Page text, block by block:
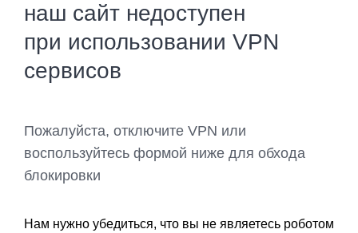
наш сайт недоступен
при использовании VPN
сервисов
Пожалуйста, отключите VPN или
воспользуйтесь формой ниже для обхода
блокировки
Нам нужно убедиться, что вы не являетесь роботом